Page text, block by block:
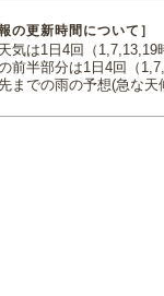
の更新時間について］
気は1日4回（1,7,13,19
前半部分は1日4回（
までの雨の予想(急な天